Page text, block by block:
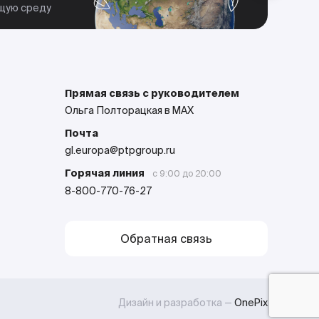
среду
Прямая связь с руководителем
Ольга Полторацкая в MAX
Почта
gl.europa@ptpgroup.ru
Горячая линия
с 9:00 до 20:00
8-800-770-76-27
Обратная связь
Дизайн и разработка — OnePix